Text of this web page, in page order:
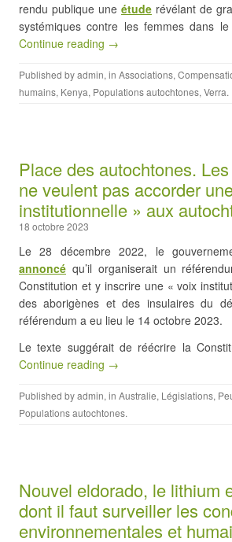
rendu publique une étude révélant de
systémiques contre les femmes dans
Continue reading →
Published byadmin, in Associations,
humains, Kenya, Populations autochtones, Verra.
Place des autochtones.
ne veulent pas accorder
institutionnelle » aux
18 octobre 2023
Le 28 décembre 2022, le
annoncé qu’il organiserait un
Constitution et y inscrire une « voix
des aborigènes et des insulaires du
référendum a eu lieu le 14 octobre 2023.
Le texte suggérait de réécrire la
Continue reading →
Published byadmin, in Australie, Législations,
Populations autochtones.
Nouvel eldorado, le lithium
dont il faut surveiller les
environnementales et